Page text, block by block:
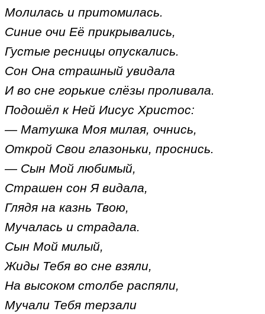
Молилась и притомилась.
Синие очи Её прикрывались,
Густые ресницы опускались.
Сон Она страшный увидала
И во сне горькие слёзы проливала.
Подошёл к Ней Иисус Христос:
— Матушка Моя милая, очнись,
Открой Свои глазоньки, проснись.
— Сын Мой любимый,
Страшен сон Я видала,
Глядя на казнь Твою,
Мучалась и страдала.
Сын Мой милый,
Жиды Тебя во сне взяли,
На высоком столбе распяли,
Мучали Тебя терзали